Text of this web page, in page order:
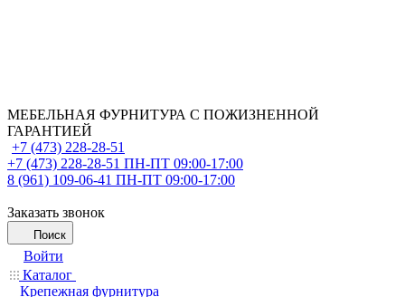
МЕБЕЛЬНАЯ ФУРНИТУРА С ПОЖИЗНЕННОЙ
ГАРАНТИЕЙ
+7 (473) 228-28-51
+7 (473) 228-28-51 ПН-ПТ 09:00-17:00
8 (961) 109-06-41 ПН-ПТ 09:00-17:00
Заказать звонок
Поиск
Войти
Каталог
Крепежная фурнитура